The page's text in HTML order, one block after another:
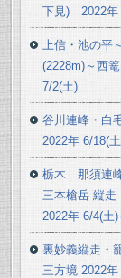
下見) 2022年
上信・池の平
(2228m)～西
7/2(土)
谷川連峰・白
2022年 6/18(
栃木 那須連
三本槍岳 縦走
2022年 6/4(土)
裏妙義縦走・
三方境 2022